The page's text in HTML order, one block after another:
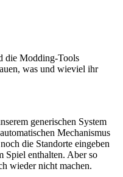
die Modding-Tools
was und wieviel ihr
generischen System
Mechanismus
die Standorte eingeben
Spiel enthalten. Aber so
wieder nicht machen.